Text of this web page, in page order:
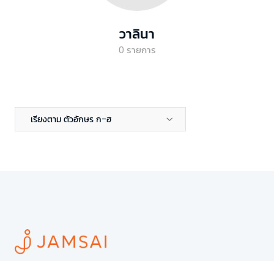
วาลินา
0 รายการ
เรียงตาม ตัวอักษร ก-ฮ